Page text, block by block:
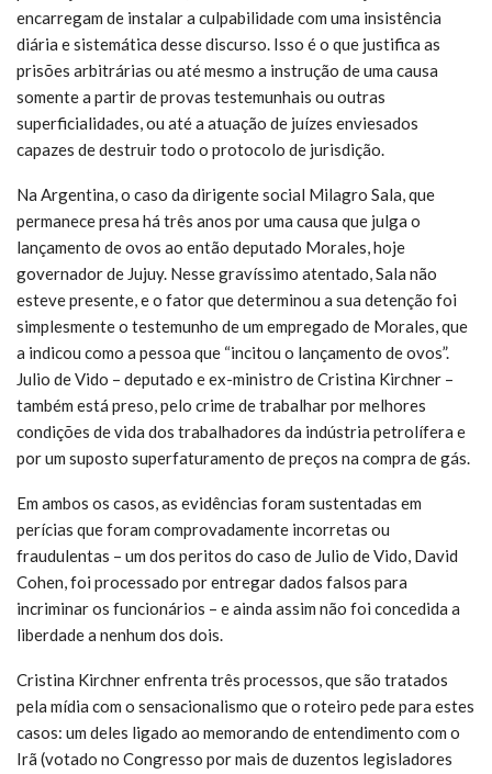
encarregam de instalar a culpabilidade com uma insistência
diária e sistemática desse discurso. Isso é o que justifica as
prisões arbitrárias ou até mesmo a instrução de uma causa
somente a partir de provas testemunhais ou outras
superficialidades, ou até a atuação de juízes enviesados
capazes de destruir todo o protocolo de jurisdição.
Na Argentina, o caso da dirigente social Milagro Sala, que
permanece presa há três anos por uma causa que julga o
lançamento de ovos ao então deputado Morales, hoje
governador de Jujuy. Nesse gravíssimo atentado, Sala não
esteve presente, e o fator que determinou a sua detenção foi
simplesmente o testemunho de um empregado de Morales, que
a indicou como a pessoa que “incitou o lançamento de ovos”.
Julio de Vido – deputado e ex-ministro de Cristina Kirchner –
também está preso, pelo crime de trabalhar por melhores
condições de vida dos trabalhadores da indústria petrolífera e
por um suposto superfaturamento de preços na compra de gás.
Em ambos os casos, as evidências foram sustentadas em
perícias que foram comprovadamente incorretas ou
fraudulentas – um dos peritos do caso de Julio de Vido, David
Cohen, foi processado por entregar dados falsos para
incriminar os funcionários – e ainda assim não foi concedida a
liberdade a nenhum dos dois.
Cristina Kirchner enfrenta três processos, que são tratados
pela mídia com o sensacionalismo que o roteiro pede para estes
casos: um deles ligado ao memorando de entendimento com o
Irã (votado no Congresso por mais de duzentos legisladores